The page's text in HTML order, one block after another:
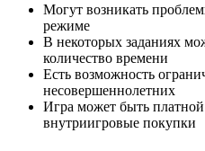
Могут возникать
режиме
В некоторых заданиях
количество времени
Есть возможность
несовершеннолетних
Игра может быть
внутриигровые покупки